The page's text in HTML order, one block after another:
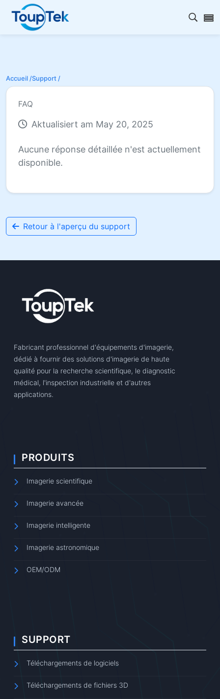
Ouvrir
Accueil /Support /
FAQ
Aktualisiert am May 20, 2025
Aucune réponse détaillée n'est actuellement
disponible.
Retour à l'aperçu du support
Fabricant professionnel d'équipements d'imagerie,
dédié à fournir des solutions d'imagerie de haute
qualité pour la recherche scientifique, le diagnostic
médical, l'inspection industrielle et d'autres
applications.
PRODUITS
Imagerie scientifique
Imagerie avancée
Imagerie intelligente
Imagerie astronomique
OEM/ODM
SUPPORT
Téléchargements de logiciels
Téléchargements de fichiers 3D